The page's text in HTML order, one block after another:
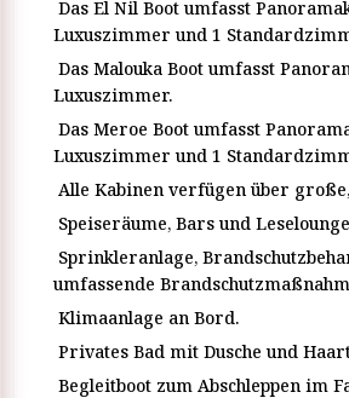
Das El Nil Boot umfasst
Luxuszimmer und 1
Das Malouka Boot umfasst
Luxuszimmer.
Das Meroe Boot umfasst
Luxuszimmer und 1
Alle Kabinen verfügen über
Speiseräume, Bars und
Sprinkleranlage,
umfassende
Klimaanlage an Bord.
Privates Bad mit Dusche und
Begleitboot zum Abschleppen im